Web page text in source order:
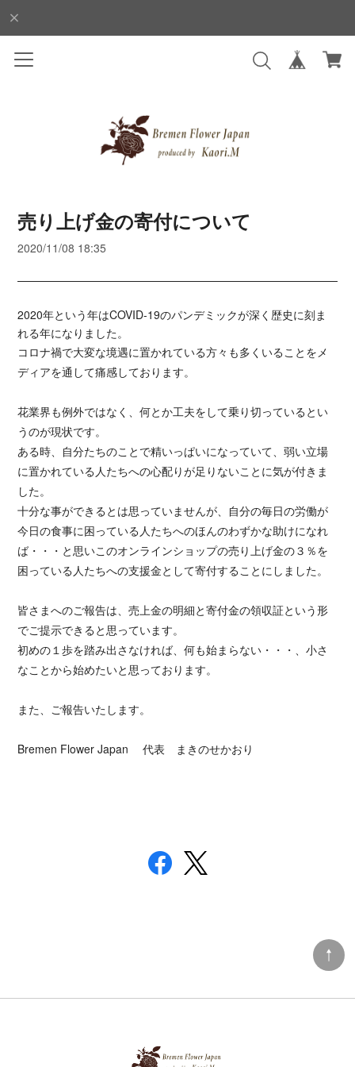
売り上げ金の寄付について
2020/11/08 18:35
2020年という年はCOVID-19のパンデミックが深く歴史に刻ま
れる年になりました。
コロナ禍で大変な境遇に置かれている方々も多くいることをメ
ディアを通して痛感しております。
花業界も例外ではなく、何とか工夫をして乗り切っているとい
うのが現状です。
ある時、自分たちのことで精いっぱいになっていて、弱い立場
に置かれている人たちへの心配りが足りないことに気が付きま
した。
十分な事ができるとは思っていませんが、自分の毎日の労働が
今日の食事に困っている人たちへのほんのわずかな助けになれ
ば・・・と思いこのオンラインショップの売り上げ金の３％を
困っている人たちへの支援金として寄付することにしました。
皆さまへのご報告は、売上金の明細と寄付金の領収証という形
でご提示できると思っています。
初めの１歩を踏み出さなければ、何も始まらない・・・、小さ
なことから始めたいと思っております。
また、ご報告いたします。
Bremen Flower Japan 代表 まきのせかおり